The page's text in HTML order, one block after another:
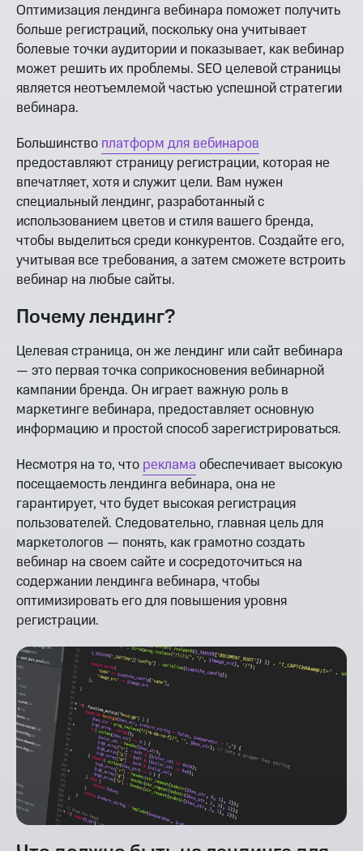
Оптимизация лендинга вебинара поможет получить
больше регистраций, поскольку она учитывает
болевые точки аудитории и показывает, как вебинар
может решить их проблемы. SEO целевой страницы
является неотъемлемой частью успешной стратегии
вебинара.
Большинство платформ для вебинаров
предоставляют страницу регистрации, которая не
впечатляет, хотя и служит цели. Вам нужен
специальный лендинг, разработанный с
использованием цветов и стиля вашего бренда,
чтобы выделиться среди конкурентов. Создайте его,
учитывая все требования, а затем сможете встроить
вебинар на любые сайты.
Почему лендинг?
Целевая страница, он же лендинг или сайт вебинара
— это первая точка соприкосновения вебинарной
кампании бренда. Он играет важную роль в
маркетинге вебинара, предоставляет основную
информацию и простой способ зарегистрироваться.
Несмотря на то, что реклама обеспечивает высокую
посещаемость лендинга вебинара, она не
гарантирует, что будет высокая регистрация
пользователей. Следовательно, главная цель для
маркетологов — понять, как грамотно создать
вебинар на своем сайте и сосредоточиться на
содержании лендинга вебинара, чтобы
оптимизировать его для повышения уровня
регистрации.